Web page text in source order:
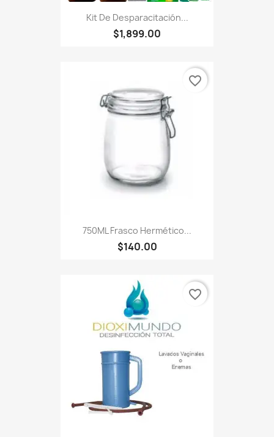
Kit De Desparacitación...
$1,899.00
750ML Frasco Hermético...
$140.00
favorite_border
favorite_border